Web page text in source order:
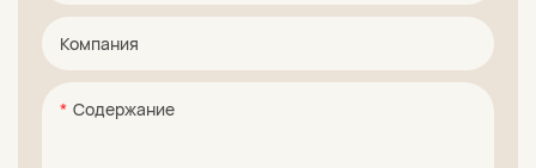
Компания
Содержание